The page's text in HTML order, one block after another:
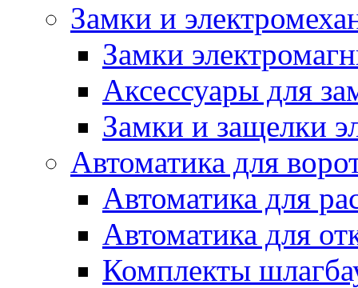
Замки и
Замки
Аксессуары для
Замки и защелки
Автоматика для
Автоматика для
Автоматика для
Комплекты